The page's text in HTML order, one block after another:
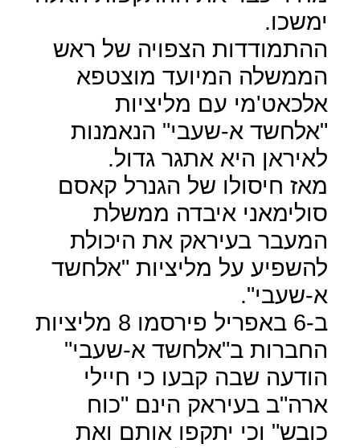
ימשכו.
ההתמודדות הצפויה של ראש
הממשלה המיועד מוצטפא
אלכאט'מי עם מליציות
"אלחשד א-שעבי" הנאמנות
לאיראן היא אתגר גדול.
מאז חיסולו של הגנרל קאסם
סולימאני איבדה ממשלת
המעבר בעיראק את היכולת
להשפיע על מליציות "אלחשד
א-שעבי".
ב-6 באפריל פירסמו 8 מליציות
החברות ב"אלחשד א-שעבי"
הודעה שבה קבעו כי חיילי
ארה"ב בעיראק הינם "כוח
כובש" וכי יתקפו אותם ואת